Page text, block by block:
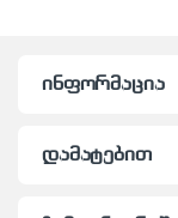
ინფორმაცია
დამატებით